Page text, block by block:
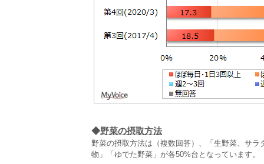
◆野菜の摂取方法
野菜の摂取方法は（複数回答）、「生野菜、サ
物」「ゆでた野菜」が各50%台となっています。